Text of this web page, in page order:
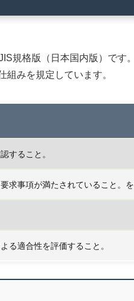
規格版（日本国内版）で
みを規定しています。
すること。
事項が満たされていること。を
る適合性を評価すること。